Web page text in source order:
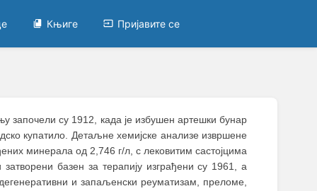
Књиге Пријавите се
су 1912, када је избушен артешки бунар
купатило. Детаљне хемијске анализе извршене
минерала од 2,746 г/л, с лековитим састојцима
базен за терапију изграђени су 1961, а
и запаљенски реуматизам, преломе,